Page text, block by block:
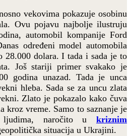
vekovima pokazuje osobinu
Ovu pojavu najbolje ilustruju
automobil kompanije Ford
određeni model automobila
28.000 dolara. I tada i sada je to
Još stariji primer svakako je
godina unazad. Tada je unca
hleba. Sada se za uncu zlata
Zlato je pokazalo kako čuva
kroz vreme. Samo to saznanje je
ljudima, naročito u kriznim
situacija u Ukrajini.